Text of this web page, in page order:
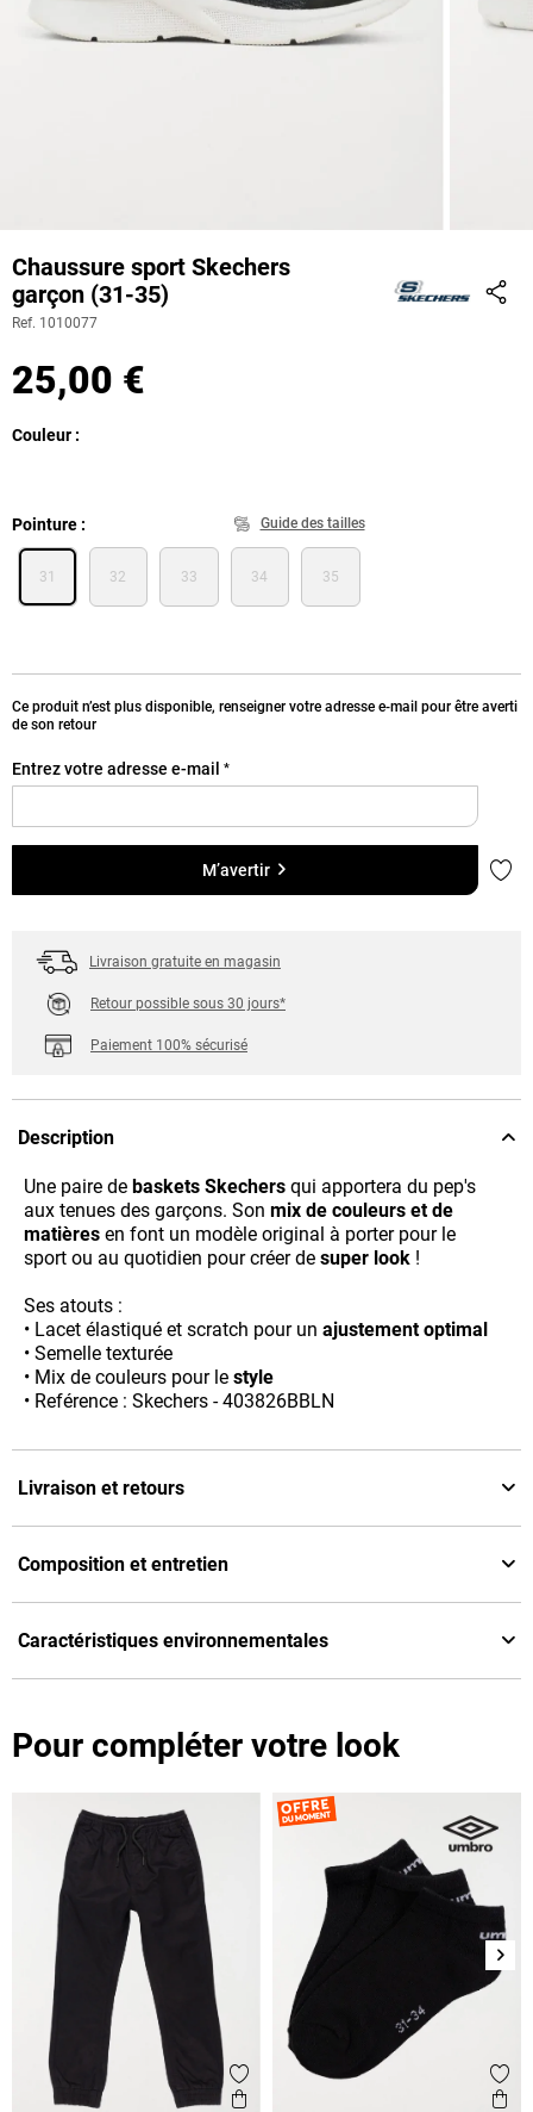
Chaussure sport Skechers
garçon (31-35)
Ref. 1010077
25,00 €
Couleur
Pointure Guide des tailles
31 32 33 34 35
Ce produit n’est plus disponible, renseigner votre adresse e-mail pour être averti
de son retour
Entrez votre adresse e-mail *
M’avertir
Livraison gratuite en magasin
Retour possible sous 30 jours*
Paiement 100% sécurisé
Description
Une paire de baskets Skechers qui apportera du pep's
aux tenues des garçons. Son mix de couleurs et de
matières en font un modèle original à porter pour le
sport ou au quotidien pour créer de super look !
Ses atouts :
• Lacet élastiqué et scratch pour un ajustement optimal
• Semelle texturée
• Mix de couleurs pour le style
• Reférence : Skechers - 403826BBLN
Livraison et retours
Composition et entretien
Caractéristiques environnementales
Pour compléter votre look
Ajouter aux favoris
Aperçu rapide